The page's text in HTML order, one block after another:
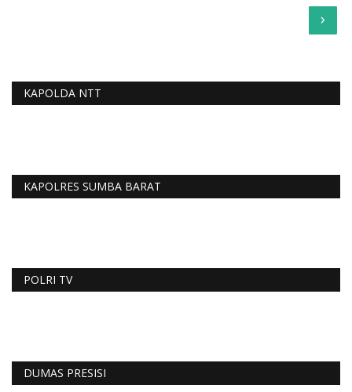
›
KAPOLDA NTT
KAPOLRES SUMBA BARAT
POLRI TV
DUMAS PRESISI